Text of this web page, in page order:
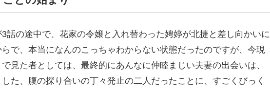
話の途中で、花家の令嬢と入れ替わった娉婷が北捷と差し向かいに
で、本当になんのこっちゃわからない状態だったのですが、今現
見た者としては、最終的にあんなに仲睦まじい夫妻の出会いは、
た、腹の探り合いの丁々発止の二人だったことに、すごくびっく